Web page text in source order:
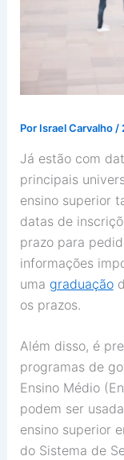
Por Israel Carvalho /
Já estão com
principais
ensino superior
datas de
prazo para
informações
uma graduação
os prazos.
Além disso, é
programas de
Ensino Médio
podem ser
ensino superior
do Sistema de